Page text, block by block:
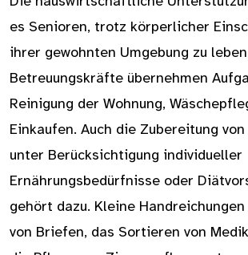
es Senioren, trotz körperlicher
ihrer gewohnten Umgebung zu
Betreuungskräfte übernehmen
Reinigung der Wohnung,
Einkaufen. Auch die Zubereitung
unter Berücksichtigung individueller
Ernährungsbedürfnisse oder
gehört dazu. Kleine
von Briefen, das Sortieren von